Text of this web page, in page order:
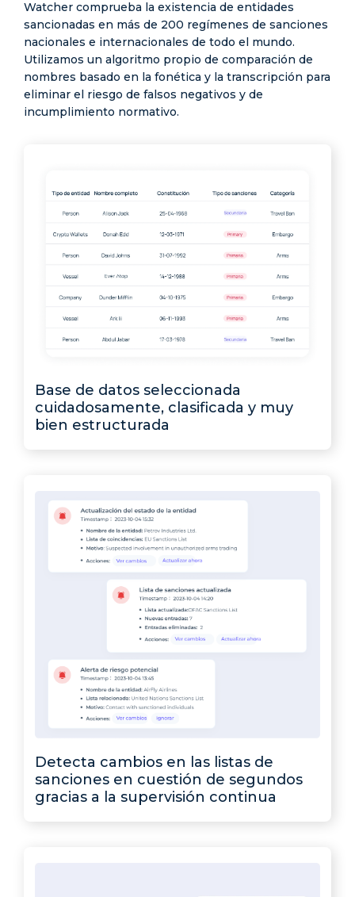
Watcher comprueba la existencia de entidades
sancionadas en más de 200 regímenes de sanciones
nacionales e internacionales de todo el mundo.
Utilizamos un algoritmo propio de comparación de
nombres basado en la fonética y la transcripción para
eliminar el riesgo de falsos negativos y de
incumplimiento normativo.
Base de datos seleccionada
cuidadosamente, clasificada y muy
bien estructurada
Detecta cambios en las listas de
sanciones en cuestión de segundos
gracias a la supervisión continua